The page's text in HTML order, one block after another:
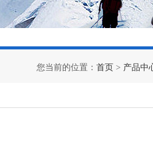
您当前的位置： 首页 > 产品中